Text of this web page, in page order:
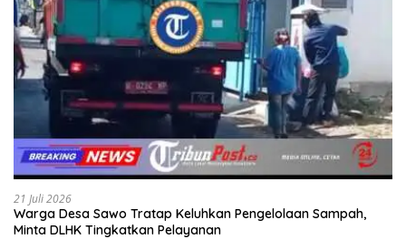
21 Juli 2026
Warga Desa Sawo Tratap Keluhkan Pengelolaan Sampah,
Minta DLHK Tingkatkan Pelayanan